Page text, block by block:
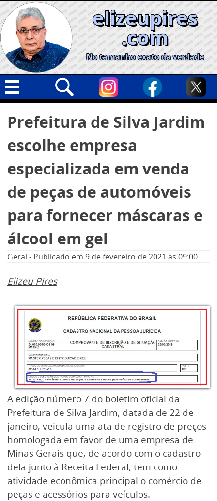
Skip
to
content
elizeupires
.com
No tamanho exato da verdade
Geral
Cidades
Nacional
Opinião
Informe especial
por:
Prefeitura de Silva Jardim
escolhe empresa
especializada em venda
de peças de automóveis
para fornecer máscaras e
álcool em gel
Geral - Publicado em 9 de fevereiro de 2021 às 09:00
Elizeu Pires
A edição número 7 do boletim oficial da
Prefeitura de Silva Jardim, datada de 22 de
janeiro, veicula uma ata de registro de preços
homologada em favor de uma empresa de
Minas Gerais que, de acordo com o cadastro
dela junto à Receita Federal, tem como
atividade econômica principal o comércio de
peças e acessórios para veículos.